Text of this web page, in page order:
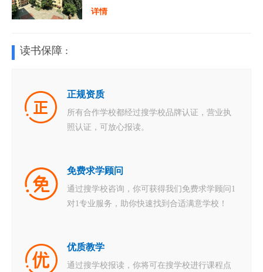
详情
读书保障 :
正规资质
所有合作学校都经过搜学校品牌认证，营业执
照认证，可放心报读。
免费求学顾问
通过搜学校咨询，你可获得我们免费求学顾问1
对1专业服务，助你快速找到合适满意学校！
优质教学
通过搜学校报读，你将可在搜学校进行课程点